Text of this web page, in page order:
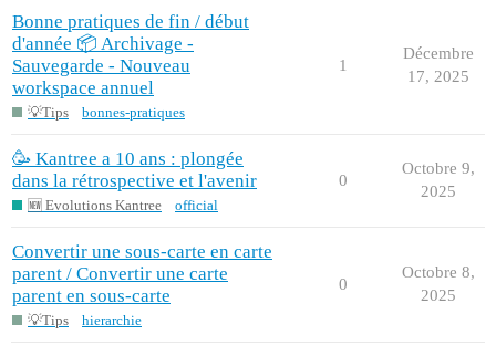
Bonne pratiques de fin / début
d'année 📦 Archivage -
Sauvegarde - Nouveau
workspace annuel
💡Tips bonnes-pratiques
1
Décembre
17, 2025
🥳 Kantree a 10 ans : plongée
dans la rétrospective et l'avenir
🆕 Evolutions Kantree official
0
Octobre 9,
2025
Convertir une sous-carte en carte
parent / Convertir une carte
parent en sous-carte
💡Tips hierarchie
0
Octobre 8,
2025